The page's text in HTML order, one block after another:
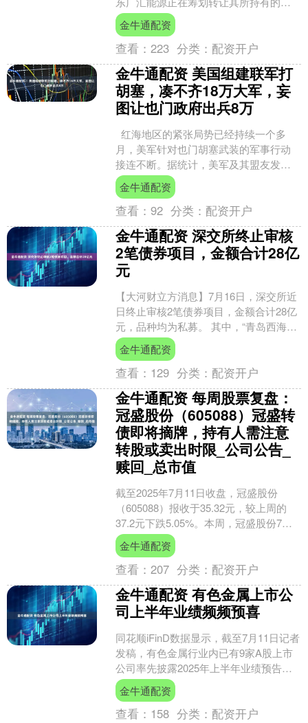
司20.74%股权，可能导致公司的控制权
变更。 回....
金牛通配资
查看：223 分类： 配资开户
金牛通配资 ​美国组建联军打
胡塞，凑不齐18万大军，妄
图让也门政府出兵8万
红海地区的紧张局势已经持续一个多
月，美军针对也门胡塞武装的军事行动
接连不断。据统计，美军及其盟友发动
的空袭次数已经超过千次，试图削弱胡
塞武装对国际航运的威胁....
金牛通配资
查看：92 分类： 配资开户
金牛通配资 深交所终止审核
2笔债券项目，金额合计28亿
元
【大河财立方消息】7月16日，深交所近
日终止审核2笔债券项目，金额合计28亿
元，品种均为私募。 其中，“青岛西海岸
新区海洋控股集团有限公司2024年面向
专业投资....
金牛通配资
查看： 129 分类： 配资开户
金牛通配资 每周股票复盘：
冠盛股份（605088）冠盛转
债即将摘牌，持有人需注意
转股或卖出时限_公司公告_
赎回_总市值
截至2025年7月11日收盘，冠盛股份
（605088）报收于35.32元，较上周的
37.2元下跌5.05%。本周，冠盛股份7月8
日盘中最高价报37.77元。7月....
金牛通配资
查看：207 分类： 配资开户
金牛通配资 有色金属上市公
司上半年业绩频频预喜
同花顺iFinD数据显示，截至7月11日记者
发稿，有色金属行业内已有9家A股上市
公司率先披露2025年上半年业绩预告。
报告期内，包括中国北方稀土（集团）
高科技股....
金牛通配资
查看： 158 分类： 配资开户